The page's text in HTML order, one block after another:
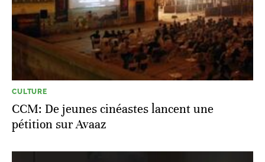
CULTURE
CCM: De jeunes cinéastes lancent une
pétition sur Avaaz